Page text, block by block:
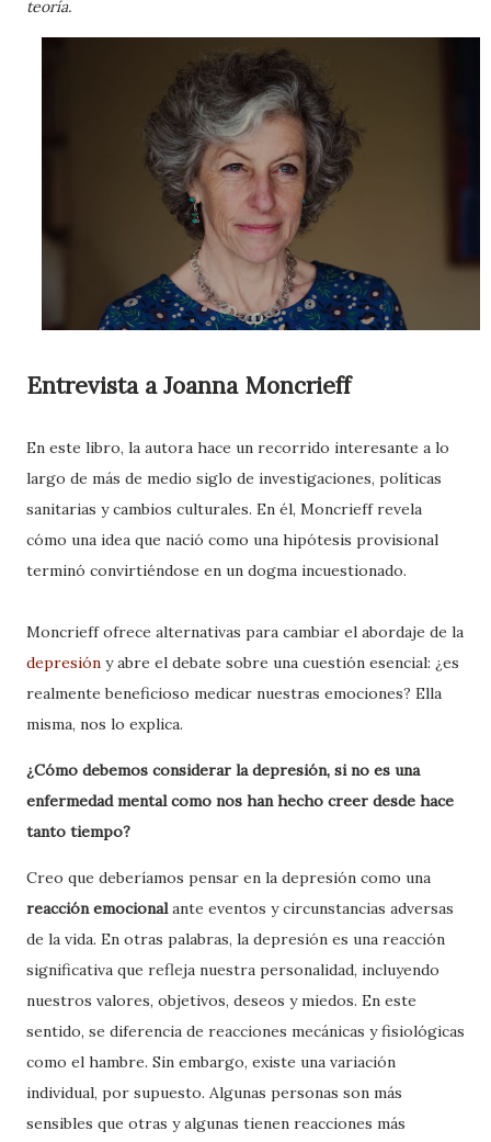
teoría.
Entrevista a Joanna Moncrieff
En este libro, la autora hace un recorrido interesante a lo
largo de más de medio siglo de investigaciones, políticas
sanitarias y cambios culturales. En él, Moncrieff revela
cómo una idea que nació como una hipótesis provisional
terminó convirtiéndose en un dogma incuestionado.
Moncrieff ofrece alternativas para cambiar el abordaje de la
depresión y abre el debate sobre una cuestión esencial: ¿es
realmente beneficioso medicar nuestras emociones? Ella
misma, nos lo explica.
¿Cómo debemos considerar la depresión, si no es una
enfermedad mental como nos han hecho creer desde hace
tanto tiempo?
Creo que deberíamos pensar en la depresión como una
reacción emocionalante eventos y circunstancias adversas
de la vida. En otras palabras, la depresión es una reacción
significativa que refleja nuestra personalidad, incluyendo
nuestros valores, objetivos, deseos y miedos. En este
sentido, se diferencia de reacciones mecánicas y fisiológicas
como el hambre. Sin embargo, existe una variación
individual, por supuesto. Algunas personas son más
sensibles que otras y algunas tienen reacciones más